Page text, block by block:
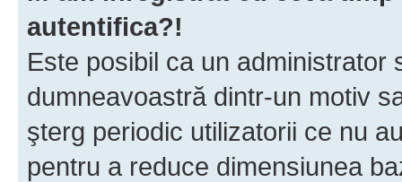
autentifica?!
Este posibil ca un
dumneavoastră dintr-un motiv
şterg periodic utilizatorii ce nu
pentru a reduce dimensiunea